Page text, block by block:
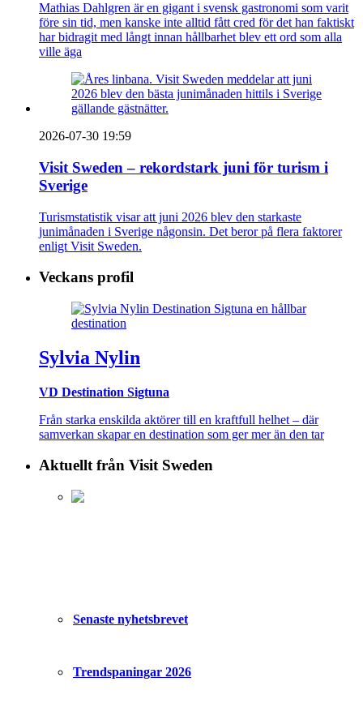
Mathias Dahlgren är en gigant i svensk gastronomi som varit
före sin tid, men kanske inte alltid fått cred för det han faktiskt
har bidragit med långt innan hållbarhet blev ett ord som alla
ville äga
2026-07-30 19:59
Visit Sweden – rekordstark juni för turism i
Sverige
Turismstatistik visar att juni 2026 blev den starkaste
junimånaden i Sverige någonsin. Det beror på flera faktorer
enligt Visit Sweden.
Veckans profil
Sylvia Nylin
VD Destination Sigtuna
Från starka enskilda aktörer till en kraftfull helhet – där
samverkan skapar en destination som ger mer än den tar
Aktuellt från Visit Sweden
Senaste nyhetsbrevet
Trendspaningar 2026